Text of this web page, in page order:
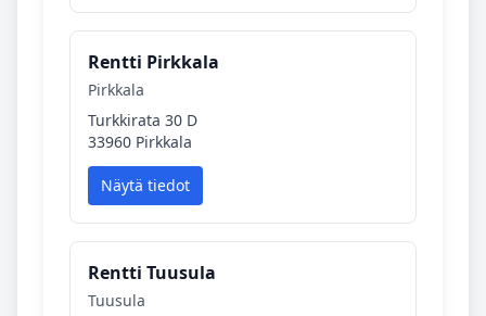
Rentti Pirkkala
Pirkkala
Turkkirata 30 D
33960 Pirkkala
Näytä tiedot
Rentti Tuusula
Tuusula